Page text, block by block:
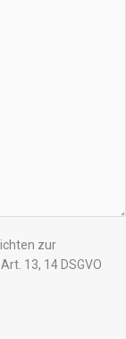
zur
13, 14 DSGVO